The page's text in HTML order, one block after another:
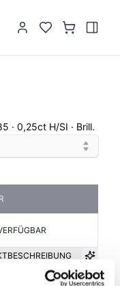
· 0,25ct H/SI · Brill.